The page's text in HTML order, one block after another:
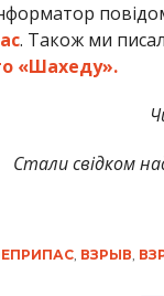
. Також ми
«Шахеду».
Стали свідком
, ВЗРЫВ,